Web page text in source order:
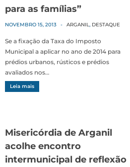
para as famílias”
NOVEMBRO 15, 2013 - ARGANIL, DESTAQUE
Se a fixação da Taxa do Imposto
Municipal a aplicar no ano de 2014 para
prédios urbanos, rústicos e prédios
avaliados nos…
Leia mais
Misericórdia de Arganil
acolhe encontro
intermunicipal de reflexão